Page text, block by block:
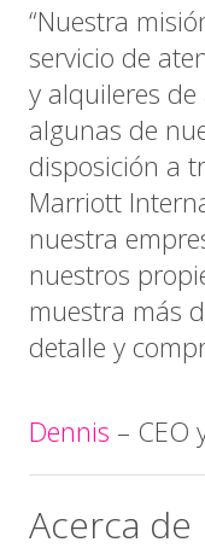
“Nuestra
servicio de
y alquileres
algunas de
disposición a
Marriott
nuestra
nuestros
muestra más
detalle y
Dennis – CEO
Acerca de